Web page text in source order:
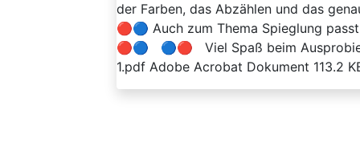
der Farben, das Abzählen und das
🔴🔵 Auch zum Thema Spieglung
🔴🔵 🔵🔴 Viel Spaß beim
1.pdf Adobe Acrobat Dokument 113.2